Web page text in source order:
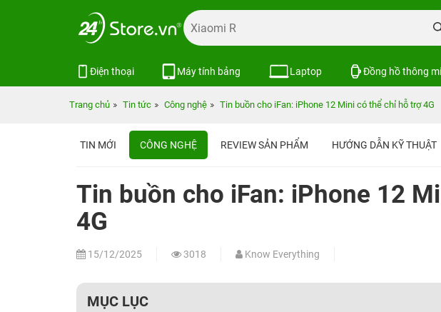
Điện thoại Máy tính bảng Laptop Đồng hồ thông
Trang chủ Tin tức Công nghệ Tin buồn cho iFan: iPhone 12 Mini có thể chỉ hỗ trợ 4G
TIN MỚI CÔNG NGHỆ REVIEW SẢN PHẨM HƯỚNG DẪN KỸ THUẬT
Tin buồn cho iFan: iPhone 12
4G
15/12/2025 3018 Know Everything
MỤC LỤC